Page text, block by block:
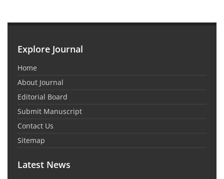
Explore Journal
Home
About Journal
Editorial Board
Submit Manuscript
Contact Us
Sitemap
Latest News